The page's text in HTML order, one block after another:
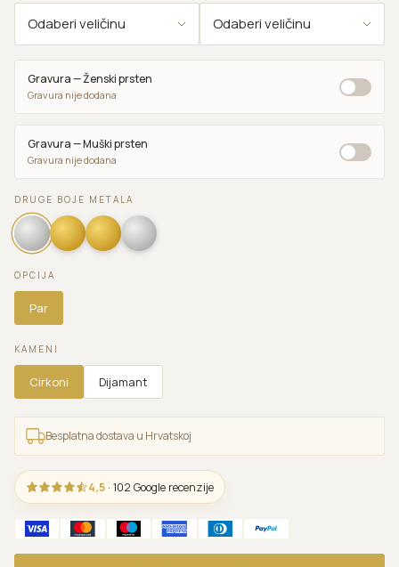
Gravura — Ženski prsten
Gravura nije dodana
Gravura — Muški prsten
Gravura nije dodana
DRUGE BOJE METALA
OPCIJA
Par
KAMENI
Cirkoni Dijamant
Besplatna dostava u Hrvatskoj
4,5 · 102 Google recenzije